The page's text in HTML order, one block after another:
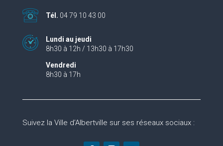
Tél. 04 79 10 43 00
Lundi au jeudi
8h30 à 12h / 13h30 à 17h30
Vendredi
8h30 à 17h
Suivez la Ville d’Albertville sur ses réseaux sociaux :